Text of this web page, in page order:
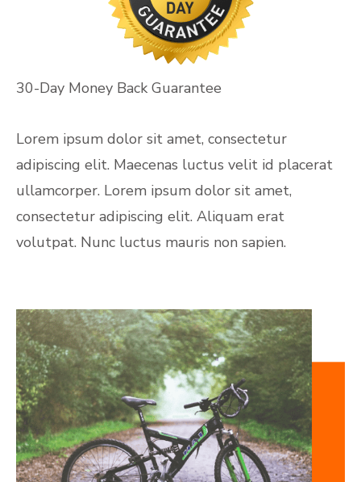
30-Day Money Back Guarantee
Lorem ipsum dolor sit amet, consectetur
adipiscing elit. Maecenas luctus velit id placerat
ullamcorper. Lorem ipsum dolor sit amet,
consectetur adipiscing elit. Aliquam erat
volutpat. Nunc luctus mauris non sapien.